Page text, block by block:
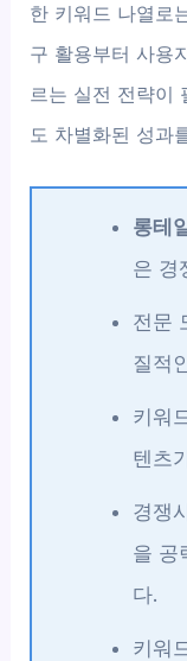
한 키워드 나열로
구 활용부터 사용
르는 실전 전략이
도 차별화된 성과
롱테
은 경
전문
질적
키워
텐츠
경쟁
을 공
다.
키워